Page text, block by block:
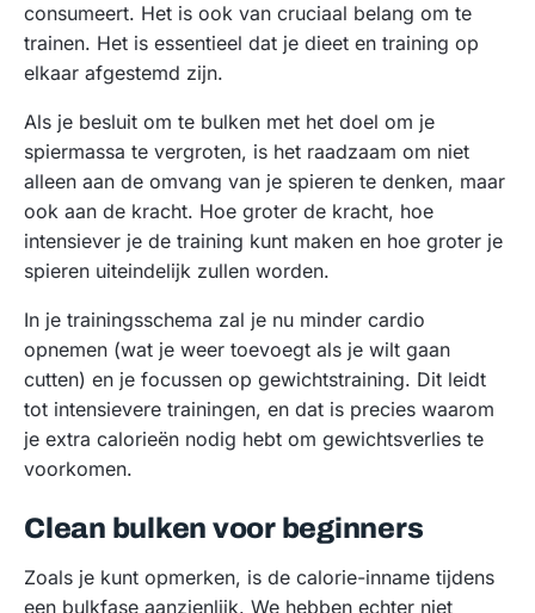
consumeert. Het is ook van cruciaal belang om te
trainen. Het is essentieel dat je dieet en training op
elkaar afgestemd zijn.
Als je besluit om te bulken met het doel om je
spiermassa te vergroten, is het raadzaam om niet
alleen aan de omvang van je spieren te denken, maar
ook aan de kracht. Hoe groter de kracht, hoe
intensiever je de training kunt maken en hoe groter je
spieren uiteindelijk zullen worden.
In je trainingsschema zal je nu minder cardio
opnemen (wat je weer toevoegt als je wilt gaan
cutten) en je focussen op gewichtstraining. Dit leidt
tot intensievere trainingen, en dat is precies waarom
je extra calorieën nodig hebt om gewichtsverlies te
voorkomen.
Clean bulken voor beginners
Zoals je kunt opmerken, is de calorie-inname tijdens
een bulkfase aanzienlijk. We hebben echter niet